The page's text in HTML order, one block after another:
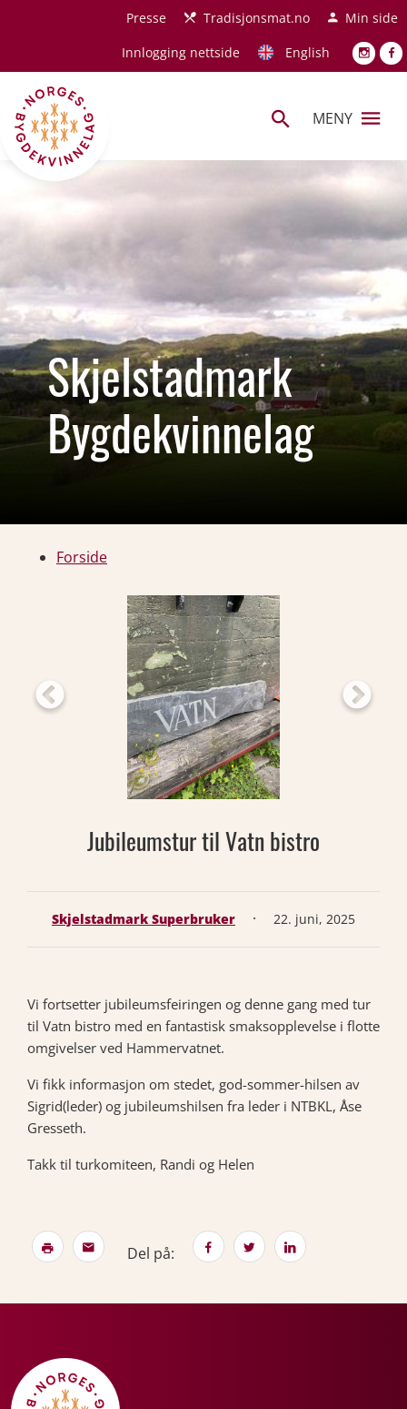
Hopp til hovedinnholdPresse Tradisjonsmat.no
Min side
Innlogging nettside
English
MENY
Skjelstadmark
Bygdekvinnelag
Forside
Jubileumstur til Vatn bistro
Skjelstadmark Superbruker · 22. juni, 2025
Vi fortsetter jubileumsfeiringen og denne gang med tur
til Vatn bistro med en fantastisk smaksopplevelse i flotte
omgivelser ved Hammervatnet.
Vi fikk informasjon om stedet, god-sommer-hilsen av
Sigrid(leder) og jubileumshilsen fra leder i NTBKL, Åse
Gresseth.
Takk til turkomiteen, Randi og Helen
Del på: